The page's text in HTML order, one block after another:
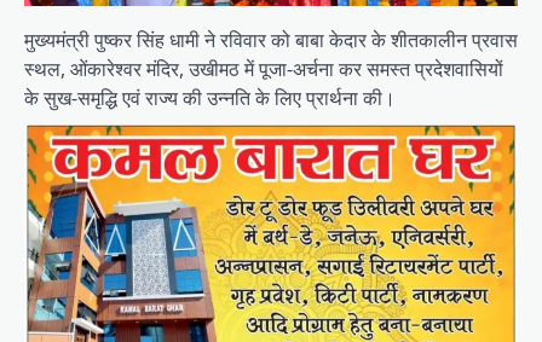
मुख्यमंत्री पुष्कर सिंह धामी ने रविवार को बाबा केदार के शीतकालीन प्रवास
स्थल, ओंकारेश्वर मंदिर, उखीमठ में पूजा-अर्चना कर समस्त प्रदेशवासियों
के सुख-समृद्धि एवं राज्य की उन्नति के लिए प्रार्थना की।